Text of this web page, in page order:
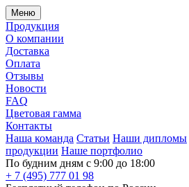
Меню
Продукция
О компании
Доставка
Оплата
Отзывы
Новости
FAQ
Цветовая гамма
Контакты
Наша команда Статьи Наши дипломы
продукции Наше портфолио
По будним дням с 9:00 до 18:00
+ 7 (495) 777 01 98